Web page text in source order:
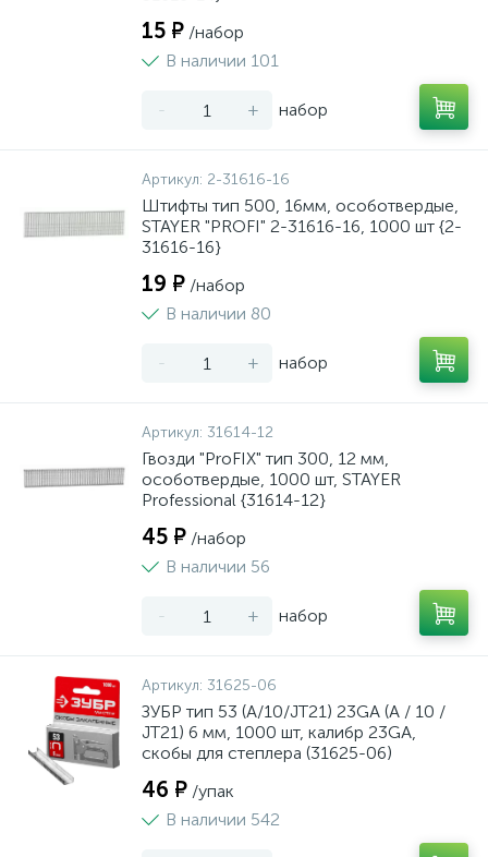
15 ₽ /набор
В наличии 101
- + набор
Артикул: 2-31616-16
Штифты тип 500, 16мм, особотвердые,
STAYER "PROFI" 2-31616-16, 1000 шт {2-
31616-16}
19 ₽ /набор
В наличии 80
- + набор
Артикул: 31614-12
Гвозди "ProFIX" тип 300, 12 мм,
особотвердые, 1000 шт, STAYER
Professional {31614-12}
45 ₽ /набор
В наличии 56
- + набор
Артикул: 31625-06
ЗУБР тип 53 (A/10/JT21) 23GA (A / 10 /
JT21) 6 мм, 1000 шт, калибр 23GA,
скобы для степлера (31625-06)
46 ₽ /упак
В наличии 542